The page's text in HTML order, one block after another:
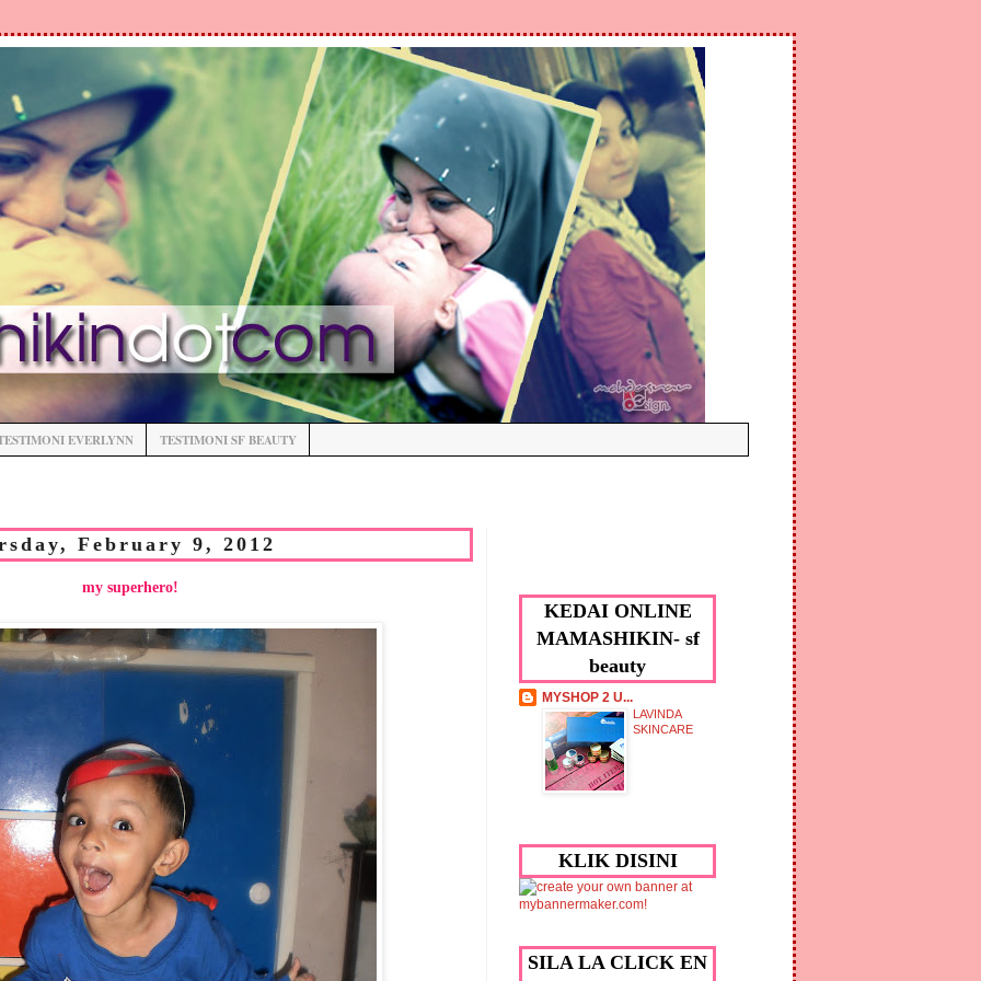
EVERLYNN TESTIMONI SF BEAUTY
February 9, 2012
my superhero!
KEDAI ONLINE
MAMASHIKIN- sf
beauty
MYSHOP 2 U...
LAVINDA
SKINCARE
KLIK DISINI
SILA LA CLICK EN